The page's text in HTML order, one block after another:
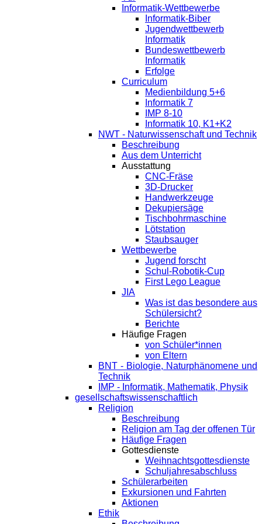
Informatik-Wettbewerbe
Informatik-Biber
Jugendwettbewerb
Informatik
Bundeswettbewerb
Informatik
Erfolge
Curriculum
Medienbildung 5+6
Informatik 7
IMP 8-10
Informatik 10, K1+K2
NWT - Naturwissenschaft und Technik
Beschreibung
Aus dem Unterricht
Ausstattung
CNC-Fräse
3D-Drucker
Handwerkzeuge
Dekupiersäge
Tischbohrmaschine
Lötstation
Staubsauger
Wettbewerbe
Jugend forscht
Schul-Robotik-Cup
First Lego League
JIA
Was ist das besondere aus
Schülersicht?
Berichte
Häufige Fragen
von Schüler*innen
von Eltern
BNT - Biologie, Naturphänomene und
Technik
IMP - Informatik, Mathematik, Physik
gesellschaftswissenschaftlich
Religion
Beschreibung
Religion am Tag der offenen Tür
Häufige Fragen
Gottesdienste
Weihnachtsgottesdienste
Schuljahresabschluss
Schülerarbeiten
Exkursionen und Fahrten
Aktionen
Ethik